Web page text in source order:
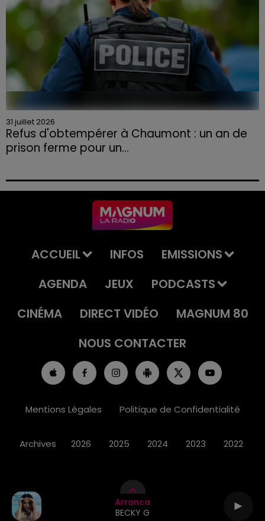
Arranca
BECKY G
31 juillet 2026
Refus d'obtempérer à Chaumont : un an de
prison ferme pour un...
permis et la confiscation de son véhicule.
ACCUEIL INFOS
EMISSIONS
AGENDA
JEUX
PODCASTS
CINÉMA
DIRECT VIDÉO
MAGNUM 80
NOUS CONTACTER
Mentions Légales Politique de Confidentialité
Archives 2026 2025 2024 2023 2022